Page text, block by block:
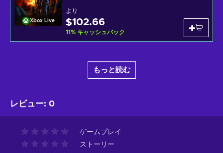
Xbox Live
より
$102.66
11% キャッシュバック
もっと読む
レビュー: 0
ゲームプレイ
ストーリー